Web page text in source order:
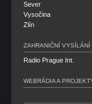
Sever
Vysočina
Zlín
ZAHRANIČNÍ VYSÍLÁNÍ
Radio Prague Int.
WEBRÁDIA A